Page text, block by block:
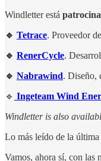
Windletter está
🔹 Tetrace. Proveedor
🔹 RenerCycle.
🔹 Nabrawind. Diseño,
🔹 Ingeteam Wind
Windletter is also
Lo más leído de la
Vamos, ahora sí, con las